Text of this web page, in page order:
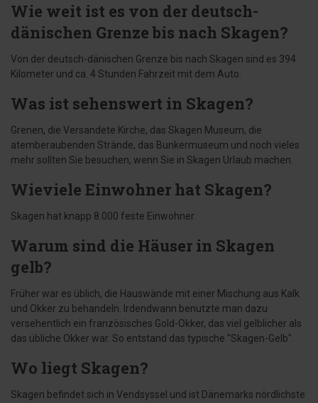
Wie weit ist es von der deutsch-
dänischen Grenze bis nach Skagen?
Von der deutsch-dänischen Grenze bis nach Skagen sind es 394
Kilometer und ca. 4 Stunden Fahrzeit mit dem Auto.
Was ist sehenswert in Skagen?
Grenen, die Versandete Kirche, das Skagen Museum, die
atemberaubenden Strände, das Bunkermuseum und noch vieles
mehr sollten Sie besuchen, wenn Sie in Skagen Urlaub machen.
Wieviele Einwohner hat Skagen?
Skagen hat knapp 8.000 feste Einwohner.
Warum sind die Häuser in Skagen
gelb?
Früher war es üblich, die Hauswände mit einer Mischung aus Kalk
und Okker zu behandeln. Irdendwann benutzte man dazu
versehentlich ein französisches Gold-Okker, das viel gelblicher als
das übliche Okker war. So entstand das typische "Skagen-Gelb".
Wo liegt Skagen?
Skagen befindet sich in Vendsyssel und ist Dänemarks nördlichste